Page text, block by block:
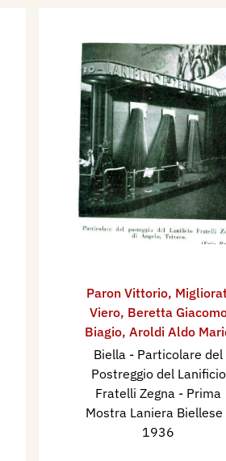
Paron Vittorio,
Viero, Beretta
Biagio, Aroldi Aldo
Biella - Particolare del
Postreggio del Lanificio
Fratelli Zegna - Prima
Mostra Laniera Biellese
1936